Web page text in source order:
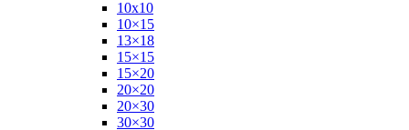
10х10
10×15
13×18
15×15
15×20
20×20
20×30
30×30